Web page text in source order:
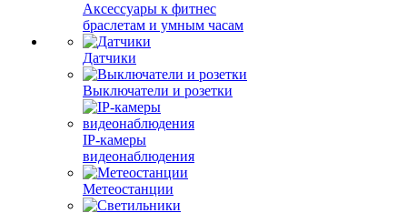
Аксессуары к фитнес
браслетам и умным часам
Датчики
Выключатели и розетки
IP-камеры
видеонаблюдения
Метеостанции